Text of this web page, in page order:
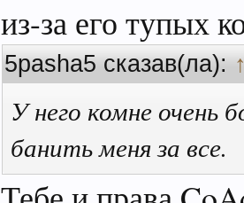
из-за его тупых
5pasha5 сказав(ла):
У него комне очень
банить меня за все.